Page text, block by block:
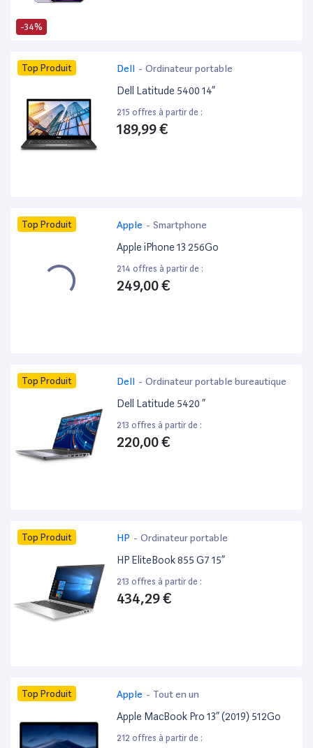
-34%
Top Produit Dell - Ordinateur portable
Dell Latitude 5400 14”
215 offres à partir de :
189,99 €
Top Produit Apple - Smartphone
Apple iPhone 13 256Go
214 offres à partir de :
249,00 €
Top Produit Dell - Ordinateur portable bureautique
Dell Latitude 5420 ”
213 offres à partir de :
220,00 €
Top Produit HP - Ordinateur portable
HP EliteBook 855 G7 15”
213 offres à partir de :
434,29 €
Top Produit Apple - Tout en un
Apple MacBook Pro 13” (2019) 512Go
212 offres à partir de :